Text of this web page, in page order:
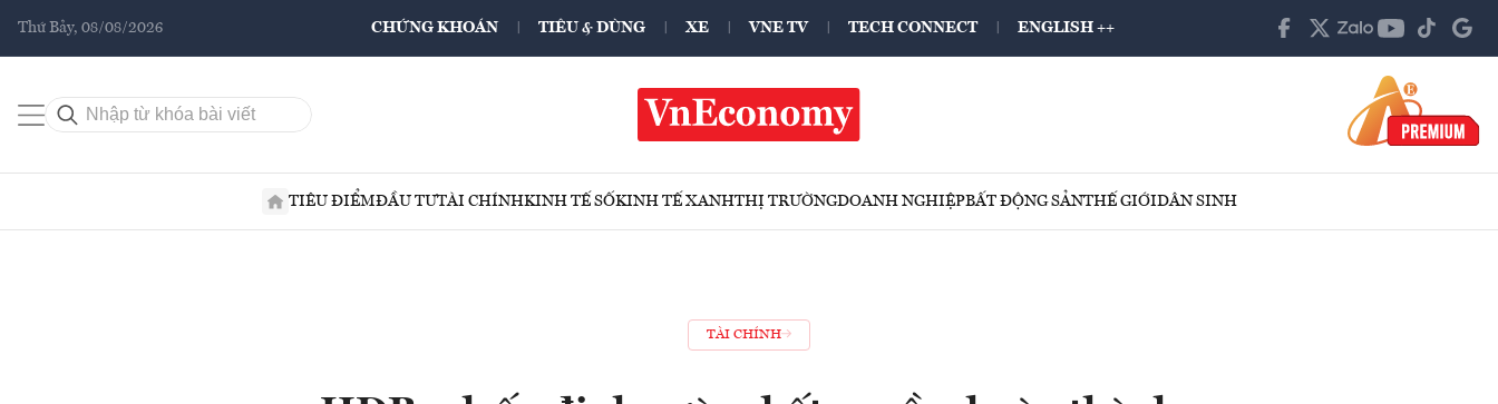
Thứ Bảy, 08/08/2026 CHỨNG KHOÁN TIÊU & DÙNG XE VNE TV TECH CONNECT ENGLISH ++
TIÊU ĐIỂMĐẦU TƯTÀI CHÍNHKINH TẾ SỐKINH TẾ XANHTHỊ TRƯỜNGDOANH NGHIỆPBẤT ĐỘNG SẢNTHẾ GIỚIDÂN SINH
TÀI CHÍNH